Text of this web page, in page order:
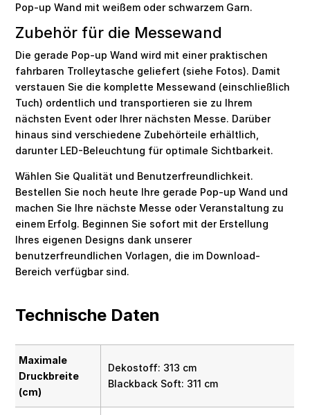
Pop-up Wand mit weißem oder schwarzem Garn.
Zubehör für die Messewand
Die gerade Pop-up Wand wird mit einer praktischen
fahrbaren Trolleytasche geliefert (siehe Fotos). Damit
verstauen Sie die komplette Messewand (einschließlich
Tuch) ordentlich und transportieren sie zu Ihrem
nächsten Event oder Ihrer nächsten Messe. Darüber
hinaus sind verschiedene Zubehörteile erhältlich,
darunter LED-Beleuchtung für optimale Sichtbarkeit.
Wählen Sie Qualität und Benutzerfreundlichkeit.
Bestellen Sie noch heute Ihre gerade Pop-up Wand und
machen Sie Ihre nächste Messe oder Veranstaltung zu
einem Erfolg. Beginnen Sie sofort mit der Erstellung
Ihres eigenen Designs dank unserer
benutzerfreundlichen Vorlagen, die im Download-
Bereich verfügbar sind.
Technische Daten
Maximale
Druckbreite
(cm)
Dekostoff: 313 cm
Blackback Soft: 311 cm